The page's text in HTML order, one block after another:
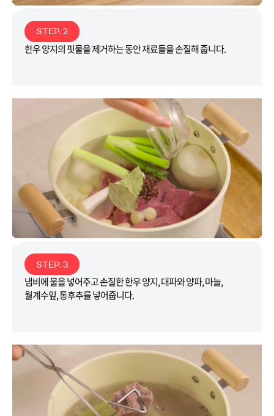
STEP. 2
한우 양지의 핏물을 제거하는 동안 재료들을 손질해 줍니다.
STEP. 3
냄비에 물을 넣어주고 손질한 한우 양지, 대파와 양파, 마늘,
월계수잎, 통후추를 넣어줍니다.